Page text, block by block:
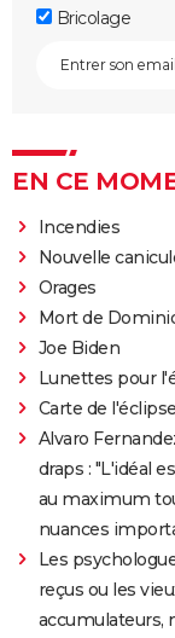
Bricolage
EN CE
Incendies
Nouvelle
Orages
Mort de
Joe Biden
Lunettes pour
Carte de
Alvaro
draps : "L'idéal
au maximum
nuances
Les
reçus ou les
accumulateurs,